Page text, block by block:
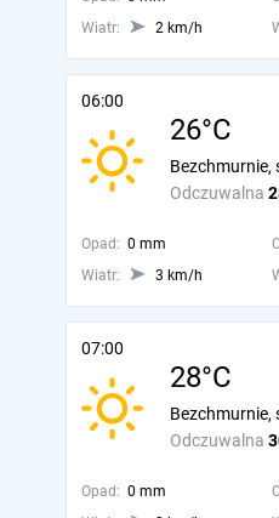
Wiatr:
2 km/h
06:00
26°C
Odczuwalna
Bezchmurnie,
Opad: 0 mm
Wiatr:
3 km/h
07:00
28°C
Odczuwalna
Bezchmurnie,
Opad: 0 mm